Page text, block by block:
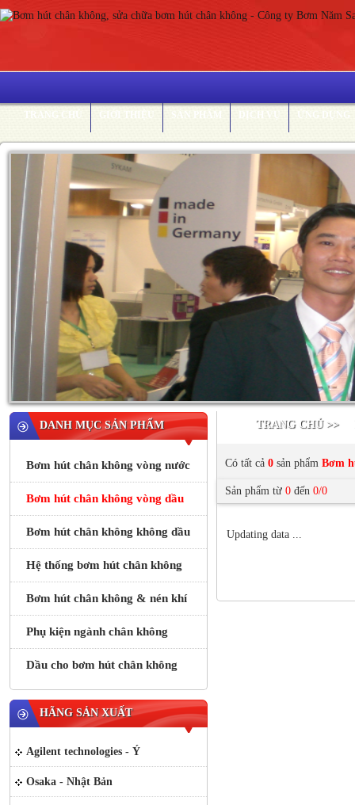
TRANG CHỦ GIỚI THIỆU SẢN PHẨM DỊCH VỤ ỨNG DỤNG
DANH MỤC SẢN PHẨM
Bơm hút chân không vòng nước
Bơm hút chân không vòng dầu
Bơm hút chân không không dầu
Hệ thống bơm hút chân không
Bơm hút chân không & nén khí
Phụ kiện ngành chân không
Dầu cho bơm hút chân không
HÃNG SẢN XUẤT
Agilent technologies - Ý
Osaka - Nhật Bản
TRANG CHỦ >>
Có tất cả 0 sản phẩm Bơm
Sản phẩm từ 0 đến 0/0
Updating data ...